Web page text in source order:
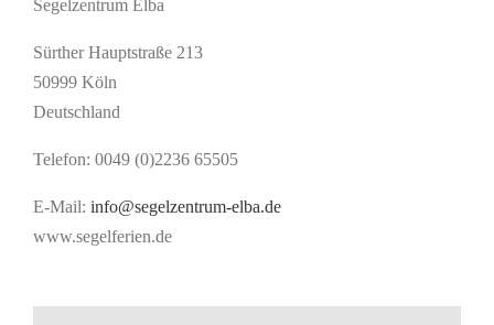
Segelzentrum Elba
Sürther Hauptstraße 213
50999 Köln
Deutschland
Telefon: 0049 (0)2236 65505
E-Mail: info@segelzentrum-elba.de
www.segelferien.de